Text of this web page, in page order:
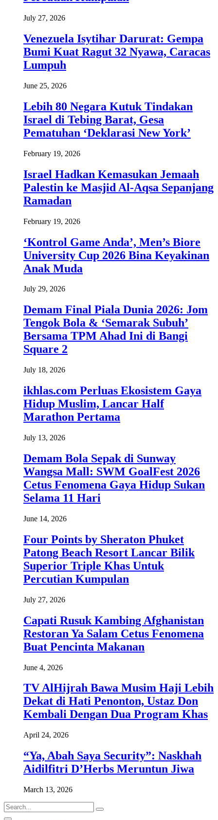
July 27, 2026
Venezuela Isytihar Darurat: Gempa
Bumi Kuat Ragut 32 Nyawa, Caracas
Lumpuh
June 25, 2026
Lebih 80 Negara Kutuk Tindakan
Israel di Tebing Barat, Gesa
Pematuhan ‘Deklarasi New York’
February 19, 2026
Israel Hadkan Kemasukan Jemaah
Palestin ke Masjid Al-Aqsa Sepanjang
Ramadan
February 19, 2026
‘Kontrol Game Anda’, Men’s Biore
University Cup 2026 Bina Keyakinan
Anak Muda
July 29, 2026
Demam Final Piala Dunia 2026: Jom
Tengok Bola & ‘Semarak Subuh’
Bersama TPM Ahad Ini di Bangi
Square 2
July 18, 2026
ikhlas.com Perluas Ekosistem Gaya
Hidup Muslim, Lancar Half
Marathon Pertama
July 13, 2026
Demam Bola Sepak di Sunway
Wangsa Mall: SWM GoalFest 2026
Cetus Fenomena Gaya Hidup Sukan
Selama 11 Hari
June 14, 2026
Four Points by Sheraton Phuket
Patong Beach Resort Lancar Bilik
Superior Triple Khas Untuk
Percutian Kumpulan
July 27, 2026
Capati Rusuk Kambing Afghanistan
Restoran Ya Salam Cetus Fenomena
Buat Pencinta Makanan
June 4, 2026
TV AlHijrah Bawa Musim Haji Lebih
Dekat di Hati Penonton, Ustaz Don
Kembali Dengan Dua Program Khas
April 24, 2026
“Ya, Abah Saya Security”: Naskhah
Aidilfitri D’Herbs Meruntun Jiwa
March 13, 2026